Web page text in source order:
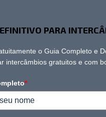
PARA
o Guia Completo e
intercâmbios gratuitos e com
*